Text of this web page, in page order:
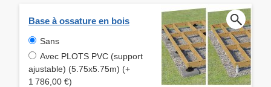
Base à ossature en bois
Sans
Avec PLOTS PVC (support
ajustable) (5.75x5.75m) (+
1 786,00 €)